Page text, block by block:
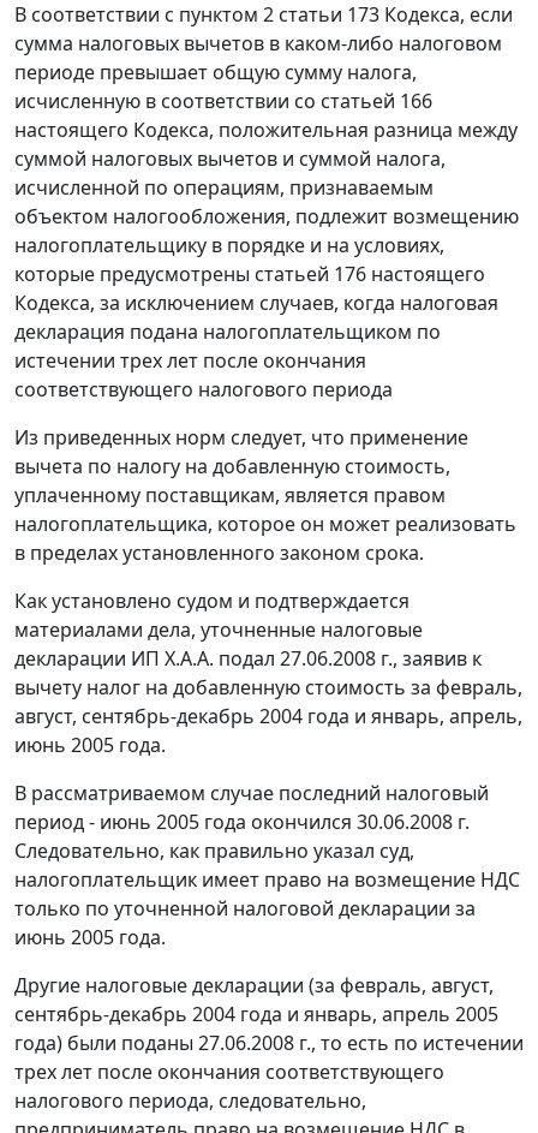
В соответствии с пунктом 2 статьи 173 Кодекса, если
сумма налоговых вычетов в каком-либо налоговом
периоде превышает общую сумму налога,
исчисленную в соответствии со статьей 166
настоящего Кодекса, положительная разница между
суммой налоговых вычетов и суммой налога,
исчисленной по операциям, признаваемым
объектом налогообложения, подлежит возмещению
налогоплательщику в порядке и на условиях,
которые предусмотрены статьей 176 настоящего
Кодекса, за исключением случаев, когда налоговая
декларация подана налогоплательщиком по
истечении трех лет после окончания
соответствующего налогового периода
Из приведенных норм следует, что применение
вычета по налогу на добавленную стоимость,
уплаченному поставщикам, является правом
налогоплательщика, которое он может реализовать
в пределах установленного законом срока.
Как установлено судом и подтверждается
материалами дела, уточненные налоговые
декларации ИП Х.А.А. подал 27.06.2008 г., заявив к
вычету налог на добавленную стоимость за февраль,
август, сентябрь-декабрь 2004 года и январь, апрель,
июнь 2005 года.
В рассматриваемом случае последний налоговый
период - июнь 2005 года окончился 30.06.2008 г.
Следовательно, как правильно указал суд,
налогоплательщик имеет право на возмещение НДС
только по уточненной налоговой декларации за
июнь 2005 года.
Другие налоговые декларации (за февраль, август,
сентябрь-декабрь 2004 года и январь, апрель 2005
года) были поданы 27.06.2008 г., то есть по истечении
трех лет после окончания соответствующего
налогового периода, следовательно,